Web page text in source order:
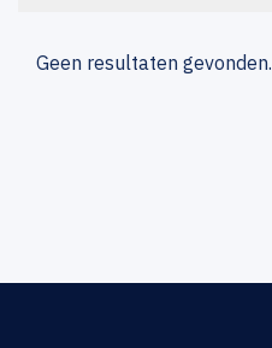
Geen resultaten gevonden.